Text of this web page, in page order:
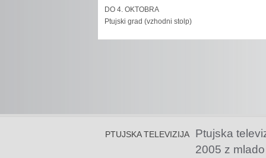
DO 4. OKTOBRA
Ptujski grad (vzhodni stolp)
PTUJSKA TELEVIZIJA
Ptujska
2005 z